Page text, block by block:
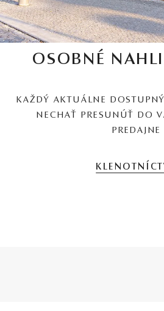
OSOBNÉ
KAŽDÝ AKTUÁLNE
NECHAŤ PRESUNÚŤ DO
PREDAJNE